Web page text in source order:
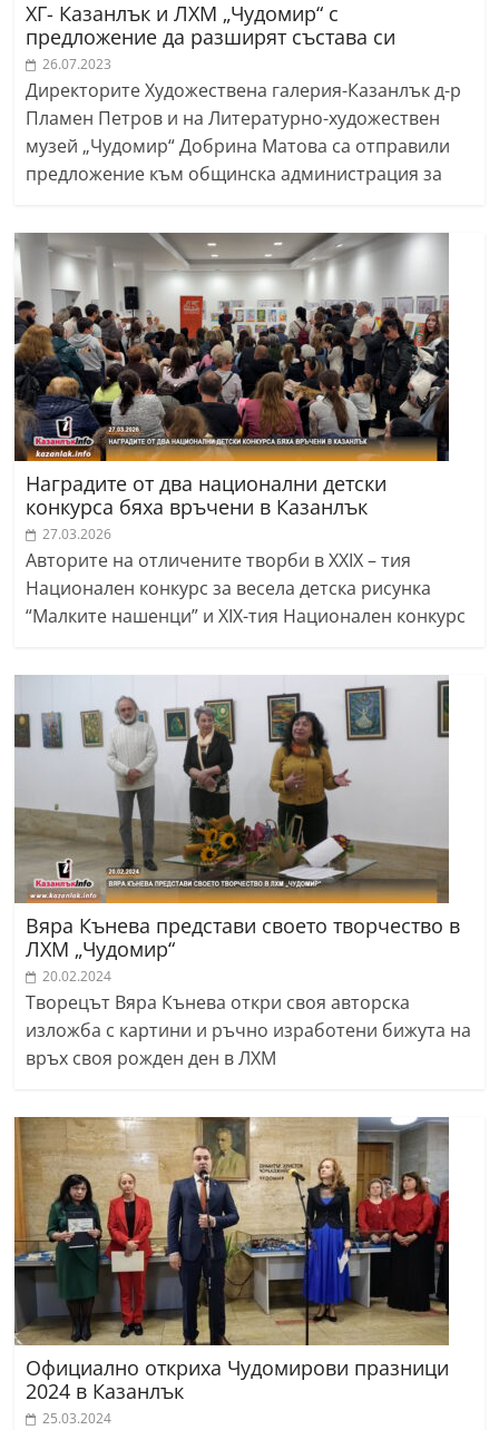
ХГ- Казанлък и ЛХМ „Чудомир“ с
предложение да разширят състава си
26.07.2023
Директорите Художествена галерия-Казанлък д-р
Пламен Петров и на Литературно-художествен
музей „Чудомир“ Добрина Матова са отправили
предложение към общинска администрация за
Наградите от два национални детски
конкурса бяха връчени в Казанлък
27.03.2026
Авторите на отличените творби в XXIX – тия
Национален конкурс за весела детска рисунка
“Малките нашенци” и ХIХ-тия Национален конкурс
Вяра Кънева представи своето творчество в
ЛХМ „Чудомир“
20.02.2024
Творецът Вяра Кънева откри своя авторска
изложба с картини и ръчно изработени бижута на
връх своя рожден ден в ЛХМ
Официално откриха Чудомирови празници
2024 в Казанлък
25.03.2024